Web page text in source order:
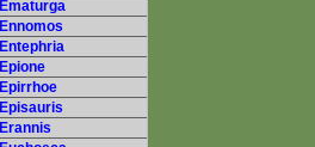
Ematurga
Ennomos
Entephria
Epione
Epirrhoe
Episauris
Erannis